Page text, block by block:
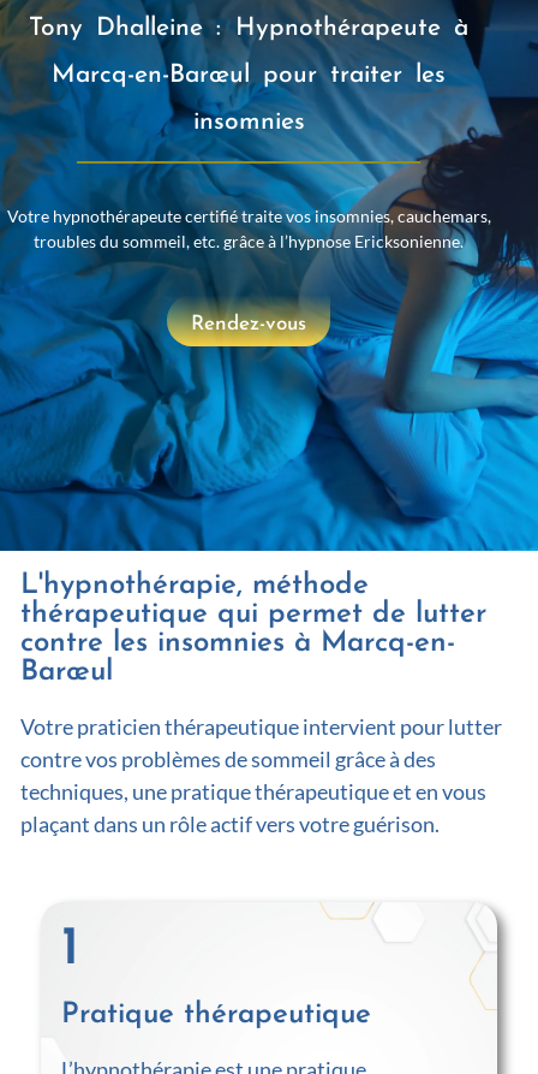
Tony Dhalleine : Hypnothérapeute à
Marcq-en-Barœul pour traiter les
insomnies
Votre hypnothérapeute certifié traite vos insomnies, cauchemars,
troubles du sommeil, etc. grâce à l’hypnose Ericksonienne.
Rendez-vous
L'hypnothérapie, méthode
thérapeutique qui permet de lutter
contre les insomnies à Marcq-en-
Barœul
Votre praticien thérapeutique intervient pour lutter
contre vos problèmes de sommeil grâce à des
techniques, une pratique thérapeutique et en vous
plaçant dans un rôle actif vers votre guérison.
1
Pratique thérapeutique